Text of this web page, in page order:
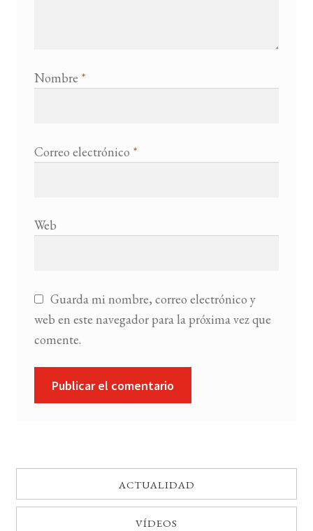
Nombre *
Correo electrónico *
Web
Guarda mi nombre, correo electrónico y
web en este navegador para la próxima vez que
comente.
ACTUALIDAD
VÍDEOS